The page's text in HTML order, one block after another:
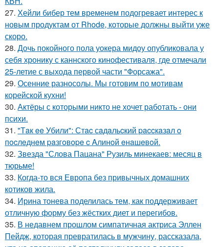
27. Хейли бибер тем временем подогревает интерес к
новым продуктам от Rhode, которые должны выйти уже
скоро.
28. Дочь покойного пола уокера мидоу опубликовала у
себя хронику с каннского кинофестиваля, где отмечали
25-летие с выхода первой части "Форсажа".
29. Осенние разносолы. Мы готовим по мотивам
корейской кухни!
30. Актёры с которыми никто не хочет работать - они
психи.
31. "Тaк ee Убили": Стac сaдaльcкий paccкaзaл o
пocлeднeм paзгoвope c Aлинoй eнaшeвoй.
32. Звезда "Слова Пацана" Рузиль минекаев: месяц в
тюрьме!
33. Когда-то вся Европа без привычных домашних
котиков жила.
34. Ирина тонева поделилась тем, как поддерживает
отличную форму без жёстких диет и перегибов.
35. В недавнем прошлом симпатичная актриса Эллен
Пейдж, которая превратилась в мужчину, рассказала,